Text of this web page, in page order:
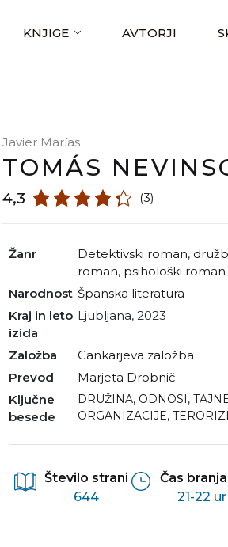
KNJIGE AVTORJI
Javier Marías
TOMÁS
4,3 (3)
Žanr detektivski roman,
roman, psihološki roman
Narodnost
španska literatura
Kraj in leto
izida
Ljubljana, 2023
Založba
Cankarjeva založba
Prevod
Marjeta Drobnič
Ključne
besede
DRUŽINA, ODNOSI,
ORGANIZACIJE,
Število strani
644
Čas branja
21-22 ur